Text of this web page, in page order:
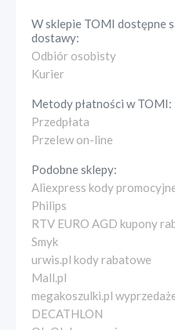
W sklepie TOMI dostępne
dostawy:
Odbiór osobisty
Kurier
Metody płatności wTOMI:
Przedpłata
Przelew on-line
Podobne sklepy:
Aliexpress kody
Philips
RTV EURO AGD kupony
Smyk
urwis.pl kody rabatowe
Mall.pl
megakoszulki.pl
DECATHLON